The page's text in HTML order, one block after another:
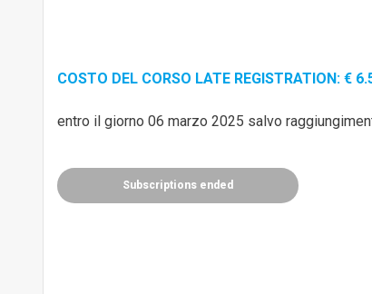
COSTO DEL CORSO LATE REGISTRATION: €
entro il giorno 06 marzo 2025 salvo
Subscriptions ended